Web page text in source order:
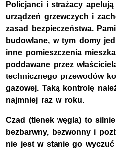
Policjanci i strażacy
urządzeń grzewczych i
zasad bezpieczeństwa.
budowlane, w tym domy
inne pomieszczenia
poddawane przez
technicznego przewodów
gazowej. Taką kontrolę
najmniej raz w roku.
Czad (tlenek węgla) to
bezbarwny, bezwonny i
nie jest w stanie go